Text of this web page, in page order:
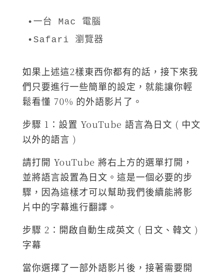
•一台 Mac 電腦
如果上述這2樣東西你都有的話，接下來我
們只要進行一些簡單的設定，就能讓你輕
鬆看懂 70% 的外語影片了。
步驟 1：設置 YouTube 語言為日文 ( 中文
以外的語言 )
請打開 YouTube 將右上方的選單打開，
並將語言設置為日文。這是一個必要的步
驟，因為這樣才可以幫助我們後續能將影
片中的字幕進行翻譯。
步驟 2：開啟自動生成英文 ( 日文、韓文 )
字幕
當你選擇了一部外語影片後，接著需要開